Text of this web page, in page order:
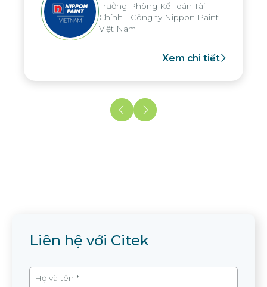
Trưởng Phòng Kế Toán Tài
Chính - Công ty Nippon Paint
Việt Nam
Xem chi tiết
Liên hệ với Citek